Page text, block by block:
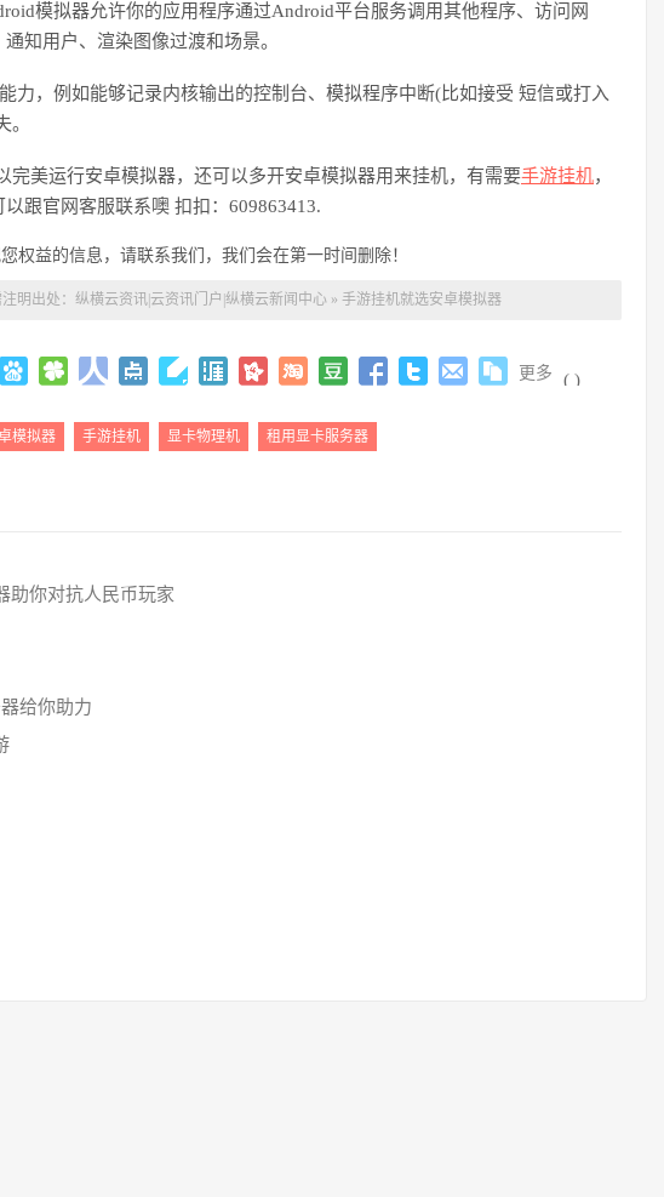
模拟器允许你的应用程序通过Android平台服务调用其他程序、访问网
知用户、渲染图像过渡和场景。
力，例如能够记录内核输出的控制台、模拟程序中断(比如接受 短信或打入
完美运行安卓模拟器，还可以多开安卓模拟器用来挂机，有需要手游挂机，
以跟官网客服联系噢 扣扣： 609863413.
权益的信息，请联系我们，我们会在第一时间删除！
明出处： 纵横云资讯|云资讯门户|纵横云新闻中心 » 手游挂机就选安卓模拟器
更多 ( )
模拟器 手游挂机 显卡物理机 租用显卡服务器
助你对抗人民币玩家
给你助力